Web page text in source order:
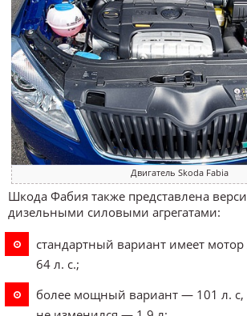
Двигатель Skoda Fabia
Шкода Фабия также представлена
дизельными силовыми агрегатами:
стандартный вариант имеет
64 л. с.;
более мощный вариант — 101 л. с,